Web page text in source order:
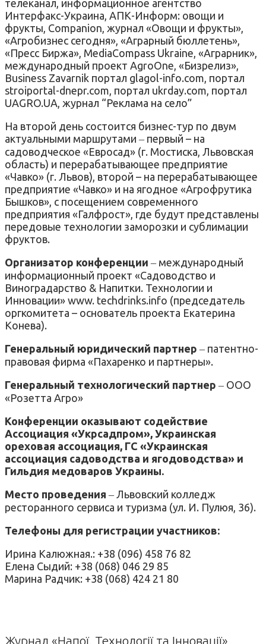
телеканал, информационное агентство
Интерфакс-Украина, АПК-Информ: овощи и
фрукты, Companion, журнал «Овощи и фрукты»,
«Агробизнес сегодня», «Аграрный бюллетень»,
«Пресс Биржа», MediaCompass Ukraine, «Аграрник»,
международный проект AgroOne, «Бизрелиз»,
Business Zavarnik портал glagol-info.com, портал
stroiportal-dnepr.com, портал ukrday.com, портал
UAGRO.UA, журнал “Реклама на село”
На второй день состоится бизнес-тур по двум
актуальными маршрутами ‒ первый – на
садоводческое «Евросад» (г. Мостиска, Львовская
область) и перерабатывающее предприятие
«Чавко» (г. Львов), второй – на перерабатывающее
предприятие «Чавко» и на ягодное «Агрофрутика
Бышков», с посещением современного
предприятия «Галфрост», где будут представлены
передовые технологии заморозки и сублимации
фруктов.
Организатор конференции ‒ международный
информационный проект «Садоводство и
Виноградарство & Напитки. Технологии и
Инновации» www. techdrinks.info (председатель
оргкомитета – основатель проекта Екатерина
Конева).
Генеральный юридический партнер ‒ патентно-
правовая фирма «Пахаренко и партнеры».
Генеральный технологический партнер ‒ ООО
«Розетта Агро»
Конференции оказывают содействие
Ассоциация «Укрсадпром», Украинская
ореховая ассоциация, ГС «Украинская
ассоциация садоводства и ягодоводства» и
Гильдия медоваров Украины.
Место проведения ‒ Львовский колледж
ресторанного сервиса и туризма (ул. И. Пулюя, 36).
Телефоны для регистрации участников:
Ирина Калюжная.: +38 (096) 458 76 82
Елена Сыдий: +38 (068) 046 29 85
Марина Радчик: +38 (068) 424 21 80
Журнал «Напої. Технології та Інновації»